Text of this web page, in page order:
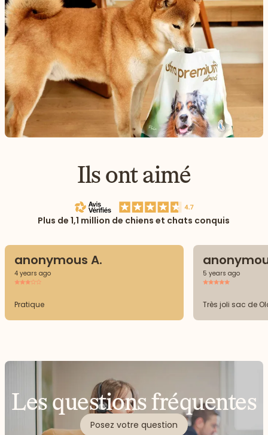
Ils ont aimé
Plus de 1,1 million de chiens et chats conquis
anonymous A.
4 years ago
Pratique
5 years ago
Très joli sac de
Les questions fréquentes
Posez votre question